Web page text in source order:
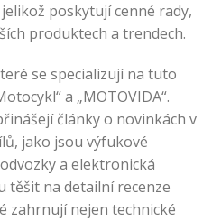
poskytují cenné rady,
produktech a trendech.
se specializují na tuto
a „MOTOVIDA“.
články o novinkách v
jako jsou výfukové
a elektronická
těšit na detailní recenze
zahrnují nejen technické